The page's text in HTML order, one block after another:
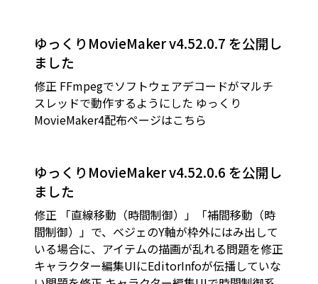
ゆっくりMovieMaker v4.52.0.7 を公開し
ました
修正 FFmpegでソフトウェアデコードがマルチ
スレッドで動作するようにした ゆっくり
MovieMaker4配布ページはこちら
ゆっくりMovieMaker v4.52.0.6 を公開し
ました
修正 「直線移動（時間制御）」「補間移動（時
間制御）」で、ベジェのY軸が枠外にはみ出して
いる場合に、アイテムの描画が乱れる問題を修正
キャラクター編集UIにEditorInfoが伝播していな